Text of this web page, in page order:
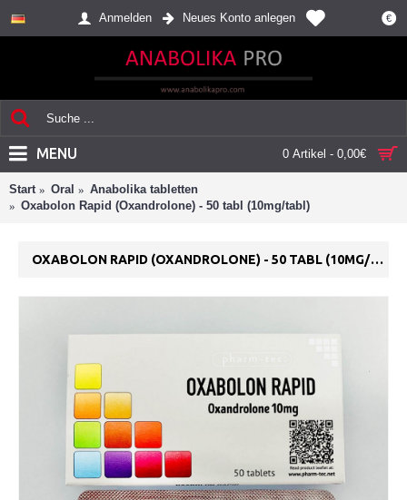
€
Anmelden Neues Konto anlegen
0 Artikel - 0,00€
MENU
Start Oral
Anabolika tabletten
Oxabolon Rapid (Oxandrolone) - 50 tabl (10mg/tabl)
OXABOLON RAPID (OXANDROLONE) - 50 TABL (10MG/TABL)